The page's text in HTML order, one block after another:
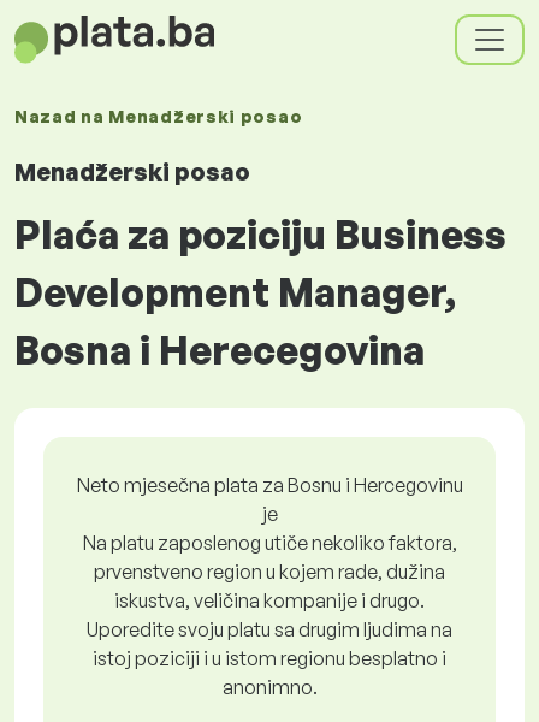
Nazad na Menadžerski posao
Menadžerski posao
Plaća za poziciju Business
Development Manager,
Bosna i Herecegovina
Neto mjesečna plata za Bosnu i Hercegovinu
je
Na platu zaposlenog utiče nekoliko faktora,
prvenstveno region u kojem rade, dužina
iskustva, veličina kompanije i drugo.
Uporedite svoju platu sa drugim ljudima na
istoj poziciji i u istom regionu besplatno i
anonimno.